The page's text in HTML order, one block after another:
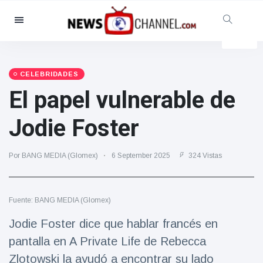
Categorías
Social y Diversión
Cine y TV
(81)
Deporte
Celebridades
(13938)
Moda y Belleza
(122)
Estilo de vida y Docu-
entretenimiento
(121)
CELEBRIDADES
El papel vulnerable de
Jodie Foster
Por BANG MEDIA (Glomex) 6 September 2025 324 Vistas
Fuente: BANG MEDIA (Glomex)
Jodie Foster dice que hablar francés en
pantalla en A Private Life de Rebecca
Zlotowski la ayudó a encontrar su lado